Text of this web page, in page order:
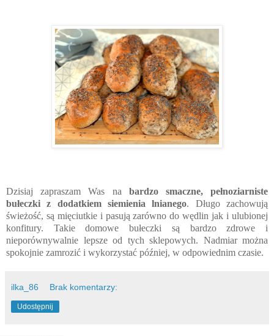
Dzisiaj zapraszam Was na bardzo smaczne, pełnoziarniste
bułeczki z dodatkiem siemienia lnianego. Długo zachowują
świeżość, są mięciutkie i pasują zarówno do wędlin jak i ulubionej
konfitury. Takie domowe bułeczki są bardzo zdrowe i
nieporównywalnie lepsze od tych sklepowych. Nadmiar można
spokojnie zamrozić i wykorzystać później, w odpowiednim czasie.
ilka_86 Brak komentarzy:
Udostępnij